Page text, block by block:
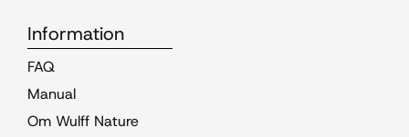
Information
FAQ
Manual
Om Wulff Nature